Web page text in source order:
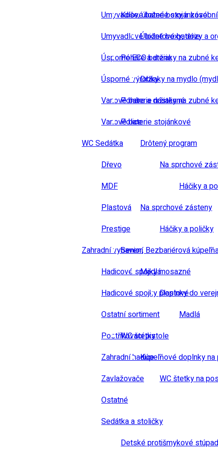
Umyvadlové baterie stojánkové
Umyvadlové bidetové baterie
Úsporné ECO baterie
Úsporné výrobky
Vanové baterie nástěnné
Vanové baterie stojánkové
WC Sedátka
Dřevo
MDF
Plastová
Prestige
Zahradní vybavení
Hadicové spojky mosazné
Hadicové spojky plastové
Ostatní sortiment
Postřikovací pistole
Zahradní hadice
Zavlažovače
Koše, úložné boxy a
Úložné boxy, dózy a
Poháre a držiaky na zubné
Držiaky na mydlo
Poháre a držiaky na zubné
Police
Drôtený program
Na sprchové
Háčiky a
Na sprchové zásteny
Háčiky a poličky
Senior, Bezbariérová
Madlá
Doplnky do
Madlá
WC štetky
Kúpeľňové doplnky
WC štetky na
Ostatné
Sedátka a stoličky
Detské protišmykové